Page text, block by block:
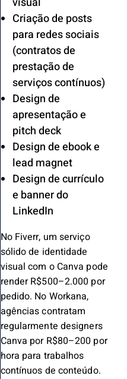
Criação de posts
para redes sociais
(contratos de
prestação de
serviços contínuos)
Design de
apresentação e
pitch deck
Design de ebook e
lead magnet
Design de currículo
e banner do
LinkedIn
No Fiverr, um serviço
sólido de identidade
visual com o Canva pode
render R$500–2.000 por
pedido. No Workana,
agências contratam
regularmente designers
Canva por R$80–200 por
hora para trabalhos
contínuos de conteúdo.